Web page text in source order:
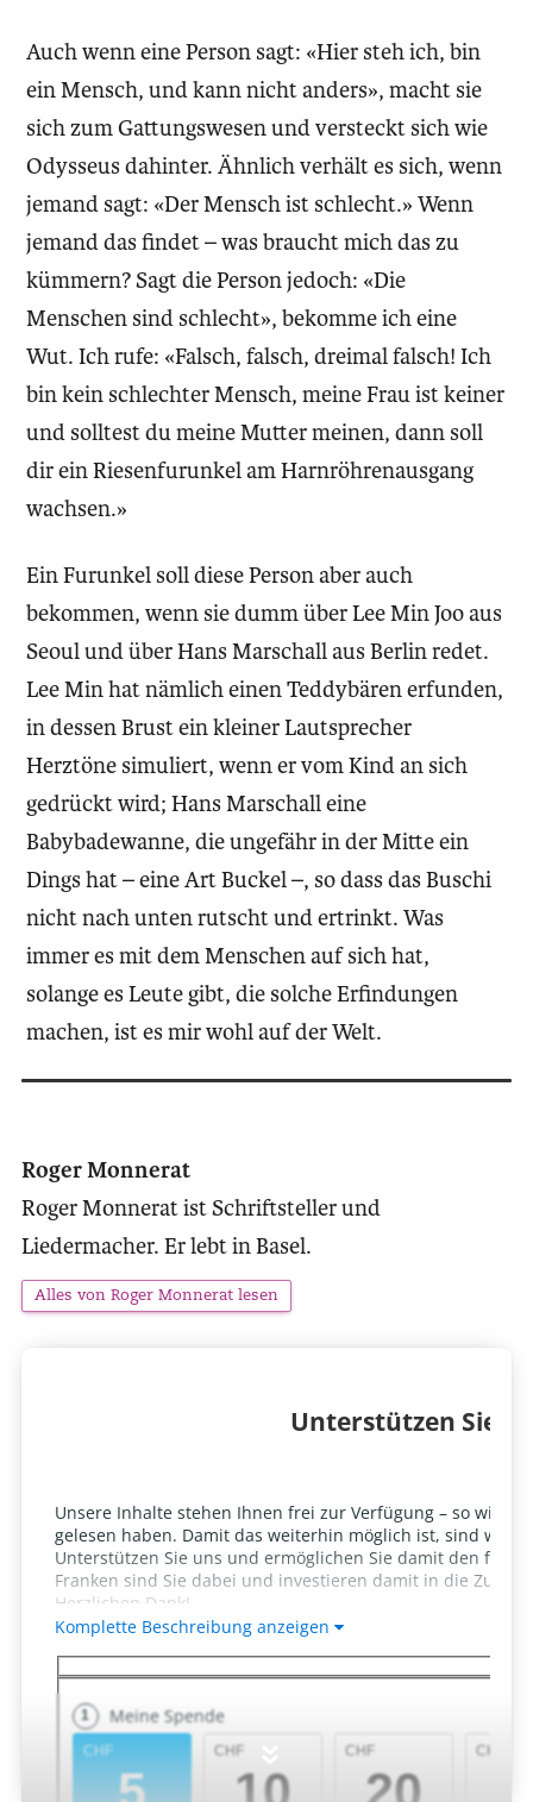
Auch wenn eine Person sagt: «Hier steh ich, bin
ein Mensch, und kann nicht anders», macht sie
sich zum Gattungswesen und versteckt sich wie
Odysseus dahinter. Ähnlich verhält es sich, wenn
jemand sagt: «Der Mensch ist schlecht.» Wenn
jemand das findet – was braucht mich das zu
kümmern? Sagt die Person jedoch: «Die
Menschen sind schlecht», bekomme ich eine
Wut. Ich rufe: «Falsch, falsch, dreimal falsch! Ich
bin kein schlechter Mensch, meine Frau ist keiner
und solltest du meine Mutter meinen, dann soll
dir ein Riesenfurunkel am Harnröhrenausgang
wachsen.»
Ein Furunkel soll diese Person aber auch
bekommen, wenn sie dumm über Lee Min Joo aus
Seoul und über Hans Marschall aus Berlin redet.
Lee Min hat nämlich einen Teddybären erfunden,
in dessen Brust ein kleiner Lautsprecher
Herztöne simuliert, wenn er vom Kind an sich
gedrückt wird; Hans Marschall eine
Babybadewanne, die ungefähr in der Mitte ein
Dings hat – eine Art Buckel –, so dass das Buschi
nicht nach unten rutscht und ertrinkt. Was
immer es mit dem Menschen auf sich hat,
solange es Leute gibt, die solche Erfindungen
machen, ist es mir wohl auf der Welt.
Roger Monnerat
Roger Monnerat ist Schriftsteller und
Liedermacher. Er lebt in Basel.
Alles von Roger Monnerat lesen